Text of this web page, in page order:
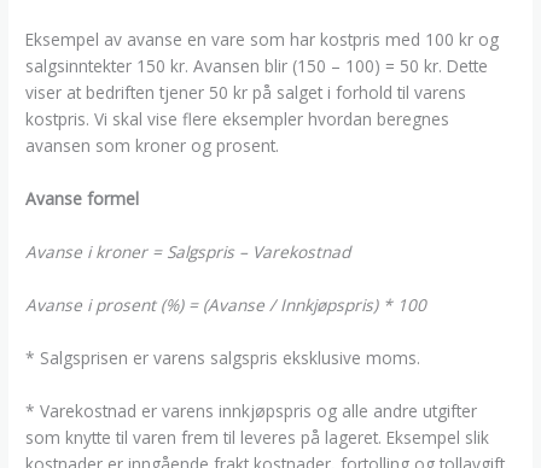
Eksempel av avanse en vare som har kostpris med 100 kr og
salgsinntekter 150 kr. Avansen blir (150 – 100) = 50 kr. Dette
viser at bedriften tjener 50 kr på salget i forhold til varens
kostpris. Vi skal vise flere eksempler hvordan beregnes
avansen som kroner og prosent.
Avanse formel
Avanse i kroner = Salgspris – Varekostnad
Avanse i prosent (%) = (Avanse / Innkjøpspris) * 100
* Salgsprisen er varens salgspris eksklusive moms.
* Varekostnad er varens innkjøpspris og alle andre utgifter
som knytte til varen frem til leveres på lageret. Eksempel slik
kostnader er inngående frakt kostnader, fortolling og tollavgift.